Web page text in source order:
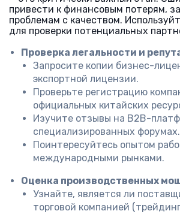
привести к финансовым потерям,
проблемам с качеством.
для проверки потенциальных
Проверка легальности и
Запросите копии бизнес-
экспортной лицензии.
Проверьте регистрацию
официальных китайских
Изучите отзывы на B2B-
специализированных форумах.
Поинтересуйтесь опытом
международными рынками.
Оценка производственных
Узнайте, является ли
торговой компанией